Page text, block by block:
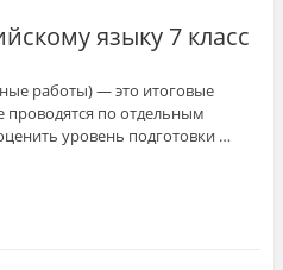
языку 7 класс
работы) — это итоговые
по отдельным
уровень подготовки …